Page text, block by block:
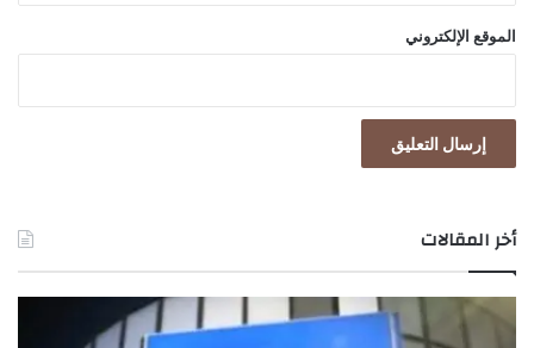
الموقع الإلكتروني
أخر المقالات